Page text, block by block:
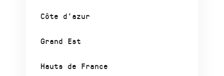
Côte d’azur
Grand Est
Hauts de France